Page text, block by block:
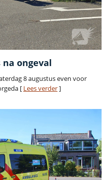
ongeval
8 augustus even voor
[ Lees verder]